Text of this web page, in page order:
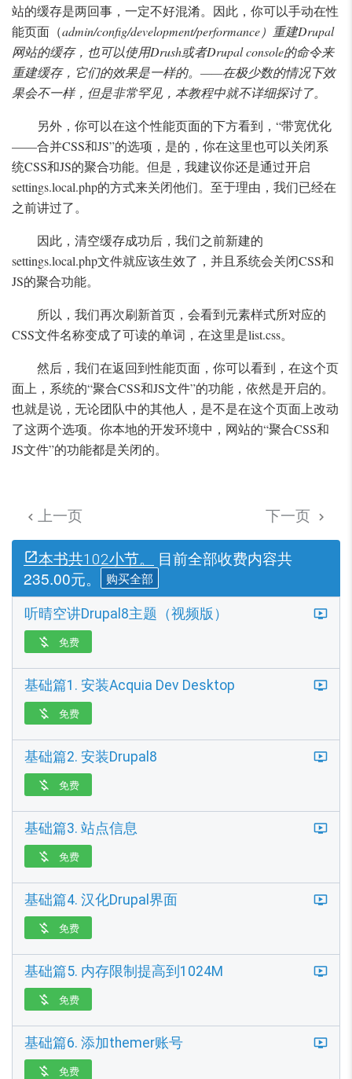
站的缓存是两回事，一定不好混淆。因此，你可以手动在性
能页面（admin/config/development/performance）重建Drupal
网站的缓存，也可以使用Drush或者Drupal console的命令来
重建缓存，它们的效果是一样的。——在极少数的情况下效
果会不一样，但是非常罕见，本教程中就不详细探讨了。
另外，你可以在这个性能页面的下方看到，“带宽优化
——合并CSS和JS”的选项，是的，你在这里也可以关闭系
统CSS和JS的聚合功能。但是，我建议你还是通过开启
settings.local.php的方式来关闭他们。至于理由，我们已经在
之前讲过了。
因此，清空缓存成功后，我们之前新建的
settings.local.php文件就应该生效了，并且系统会关闭CSS和
JS的聚合功能。
所以，我们再次刷新首页，会看到元素样式所对应的
CSS文件名称变成了可读的单词，在这里是list.css。
然后，我们在返回到性能页面，你可以看到，在这个页
面上，系统的“聚合CSS和JS文件”的功能，依然是开启的。
也就是说，无论团队中的其他人，是不是在这个页面上改动
了这两个选项。你本地的开发环境中，网站的“聚合CSS和
JS文件”的功能都是关闭的。
 上一页 下一页 
本书共102小节。
目前全部收费内容共
235.00元。
购买全部
听晴空讲Drupal8主题（视频版）
 免费
基础篇1. 安装Acquia Dev Desktop
 免费
基础篇2. 安装Drupal8
 免费
基础篇3. 站点信息
 免费
基础篇4. 汉化Drupal界面
 免费
基础篇5. 内存限制提高到1024M
 免费
基础篇6. 添加themer账号
 免费